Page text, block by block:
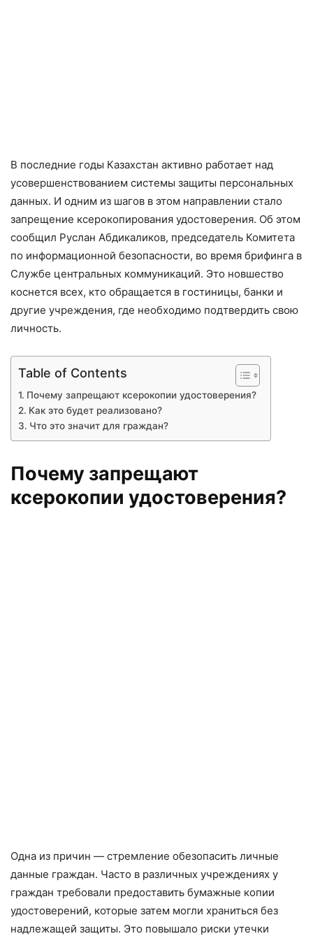
В последние годы Казахстан активно работает над
усовершенствованием системы защиты персональных
данных. И одним из шагов в этом направлении стало
запрещение ксерокопирования удостоверения. Об этом
сообщил Руслан Абдикаликов, председатель Комитета
по информационной безопасности, во время брифинга в
Службе центральных коммуникаций. Это новшество
коснется всех, кто обращается в гостиницы, банки и
другие учреждения, где необходимо подтвердить свою
личность.
Table of Contents
Почему запрещают ксерокопии удостоверения?
Как это будет реализовано?
Что это значит для граждан?
Почему запрещают
ксерокопии удостоверения?
Одна из причин — стремление обезопасить личные
данные граждан. Часто в различных учреждениях у
граждан требовали предоставить бумажные копии
удостоверений, которые затем могли храниться без
надлежащей защиты. Это повышало риски утечки